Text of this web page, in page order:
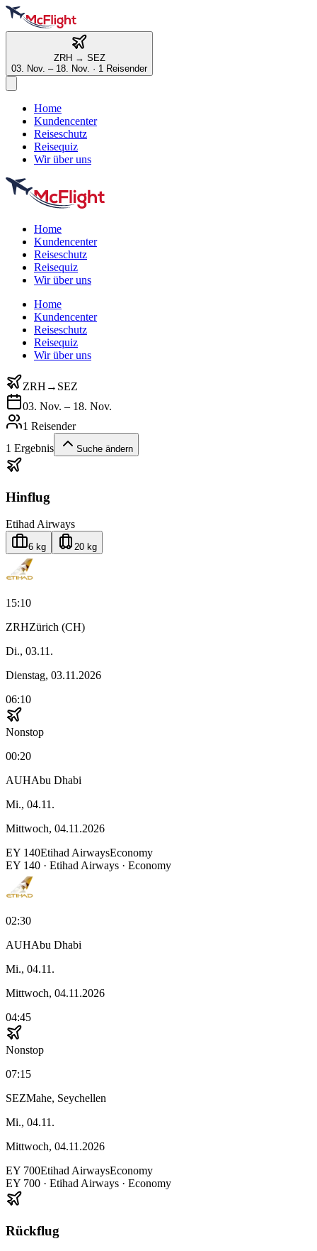
ZRH → SEZ
03. Nov. – 18. Nov. · 1 Reisender
Home
Kundencenter
Reiseschutz
Reisequiz
Wir über uns
Home
Kundencenter
Reiseschutz
Reisequiz
Wir über uns
Home
Kundencenter
Reiseschutz
Reisequiz
Wir über uns
ZRH → SEZ
03. Nov. – 18. Nov.
1 Reisender
1 Ergebnis Suche ändern
Hinflug
Etihad Airways
6 kg 20 kg
15:10
ZRHZürich (CH)
Di., 03.11.
Dienstag, 03.11.2026
06:10
Nonstop
00:20
AUHAbu Dhabi
Mi., 04.11.
Mittwoch, 04.11.2026
EY 140Etihad AirwaysEconomy
EY 140 · Etihad Airways · Economy
02:30
AUHAbu Dhabi
Mi., 04.11.
Mittwoch, 04.11.2026
04:45
Nonstop
07:15
SEZMahe, Seychellen
Mi., 04.11.
Mittwoch, 04.11.2026
EY 700Etihad AirwaysEconomy
EY 700 · Etihad Airways · Economy
Rückflug